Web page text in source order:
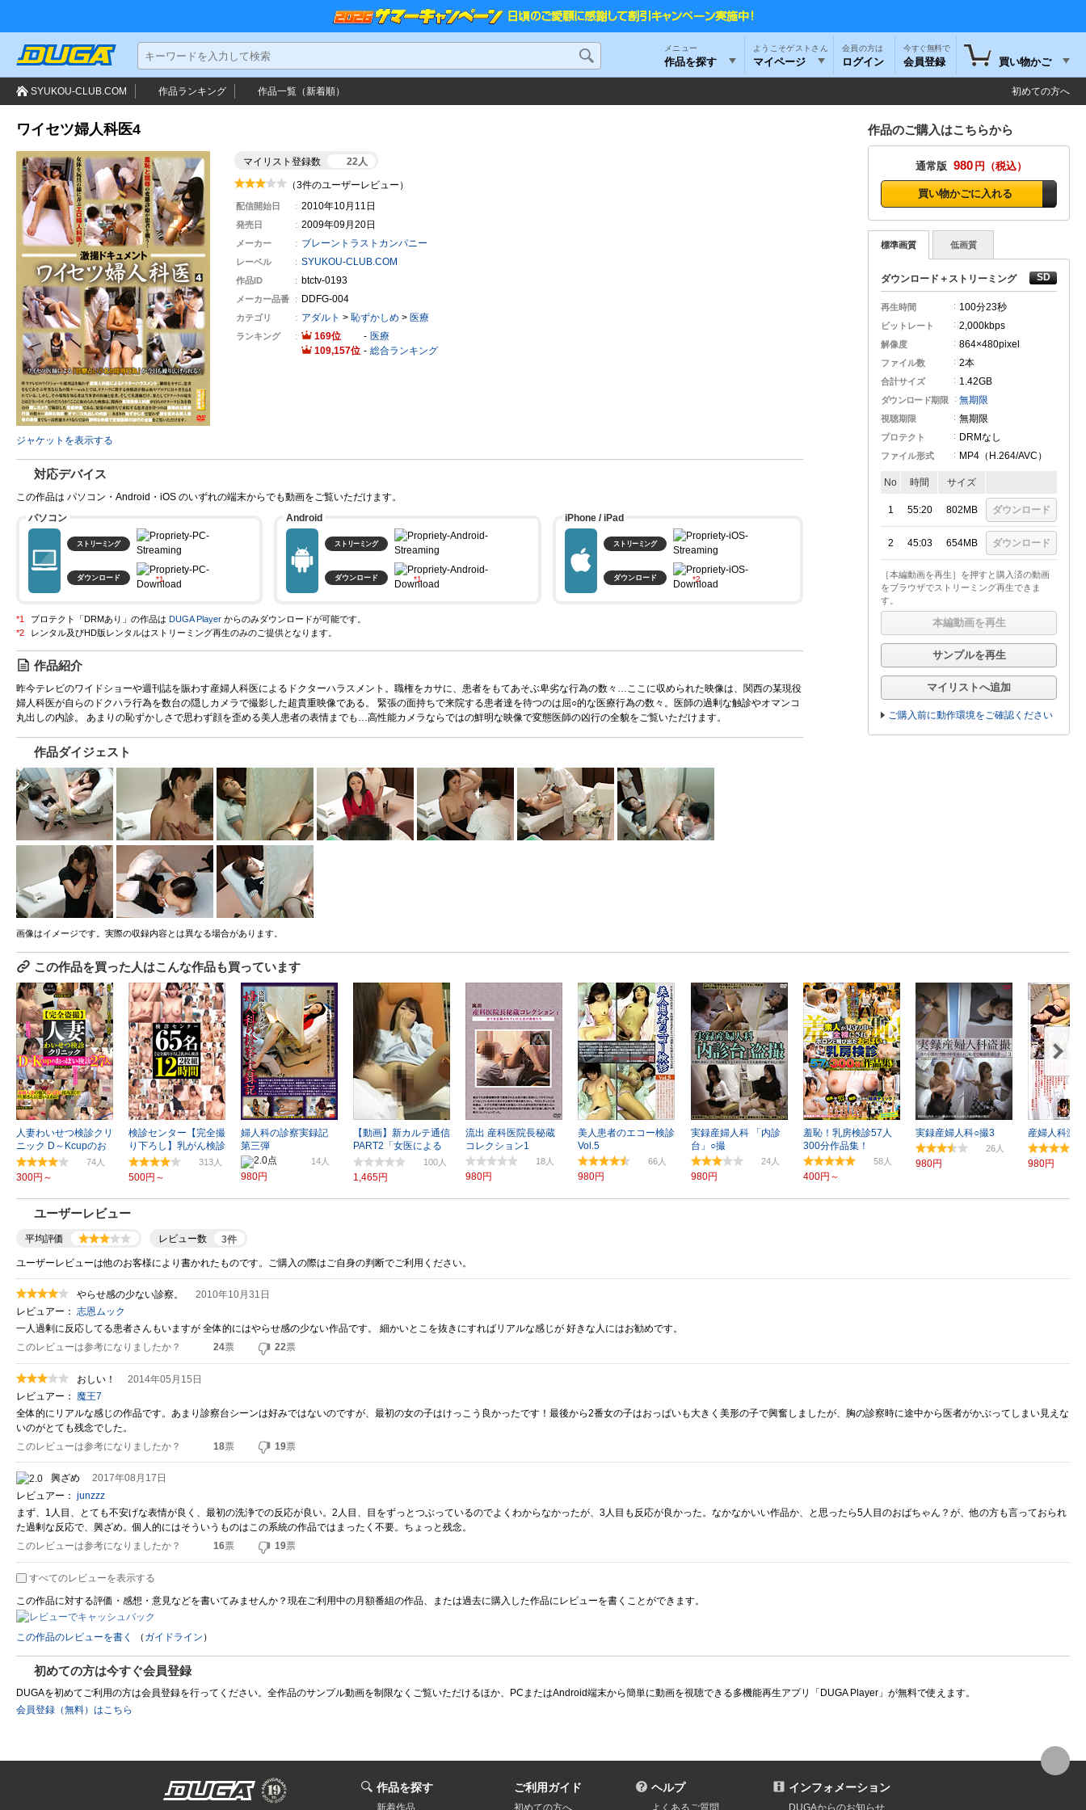
メニュー
作品を探す
ようこそゲストさん
マイページ ログイン
今すぐ無料で
会員登録 買い物かご
SYUKOU-CLUB.COM 作品ランキング 作品一覧（新着順） 初めての方へ
ワイセツ婦人科医4
マイリスト登録数 22人
（3件のユーザーレビュー）
配信開始日 2010年10月11日
発売日 2009年09月20日
メーカー ブレーントラストカンパニー
レーベル SYUKOU-CLUB.COM
作品ID btctv-0193
メーカー品番 DDFG-004
カテゴリ アダルト > 恥ずかしめ > 医療
ランキング 169
医療
109,157
総合ランキング
ジャケットを表示する
対応デバイス
この作品は パソコン・Android・iOS のいずれの端末からでも動画をご覧いただけます。
パソコン
ストリーミング
ダウンロード
Android
ストリーミング
ダウンロード
iPhone / iPad
ストリーミング
ダウンロード
プロテクト「DRMあり」の作品は DUGA Player からのみダウンロードが可能です。
作品紹介
昨今テレビのワイドショーや週刊誌を賑わす産婦人科医によるドクターハラスメント。職権をカサに、患者をもてあそぶ卑劣な行為の数々…ここに収められた映像は、関西の某現役
婦人科医が自らのドクハラ行為を数台の隠しカメラで撮影した超貴重映像である。 緊張の面持ちで来院する患者達を待つのは屈○的な医療行為の数々。医師の過剰な触診やオマンコ
丸出しの内診。 あまりの恥ずかしさで思わず顔を歪める美人患者の表情までも…高性能カメラならではの鮮明な映像で変態医師の凶行の全貌をご覧いただけます。
作品ダイジェスト
画像はイメージです。実際の収録内容とは異なる場合があります。
作品のご購入はこちらから
通常版 980 円
買い物かごに入れる
標準画質 低画質
ダウンロード＋ストリーミング
再生時間 100分23秒
ビットレート 2,000kbps
解像度 864×480pixel
ファイル数 2本
合計サイズ 1.42GB
ダウンロード期限 無期限
視聴期限 無期限
プロテクト DRMなし
ファイル形式 MP4（H.264/AVC ）
No 時間 サイズ
1 55:20 802MB ダウンロード
2 45:03 654MB ダウンロード
［本編動画を再生］を押すと購入済の動画
をブラウザでストリーミング再生できま
す。
本編動画を再生
サンプルを再生
マイリストへ追加
ご購入前に動作環境をご確認ください
この作品を買った人はこんな作品も買っています
人妻わいせつ検診クリ
ニック D～Kcupのお
っぱい検診
74
300円～
検診センター【完全撮
り下ろし】乳がん検診
65名 12時間
313
500円～
婦人科の診察実録記
第三弾
14
980円
【動画】新カルテ通信
PART2「女医による
肛門検査」
100
1,465円
流出 産科医院長秘蔵
コレクション1
18
980円
美人患者のエコー検診
Vol.5
66
980円
実録産婦人科 「内診
台」○撮
24
980円
羞恥！乳房検診57人
300分作品集！
58
400円～
実録産婦人科○撮3
26
980円
産婦人科激
980円
ユーザーレビュー
平均評価 レビュー数 3件
ユーザーレビューは他のお客様により書かれたものです。ご購入の際はご自身の判断でご利用ください。
やらせ感の少ない診察。
2010年10月31日
レビュアー： 志恩ムック
一人過剰に反応してる患者さんもいますが 全体的にはやらせ感の少ない作品です。 細かいとこを抜きにすればリアルな感じが 好きな人にはお勧めです。
このレビューは参考になりましたか？
24票 22票
おしい！
2014年05月15日
レビュアー： 魔王7
全体的にリアルな感じの作品です。あまり診察台シーンは好みではないのですが、最初の女の子はけっこう良かったです！最後から2番女の子はおっぱいも大きく美形の子で興奮しましたが、胸の診察時に途中から医者がかぶってしまい見えな
いのがとても残念でした。
このレビューは参考になりましたか？
18票 19票
興ざめ
2017年08月17日
レビュアー： junzzz
まず、1人目、とても不安げな表情が良く、最初の洗浄での反応が良い。2人目、目をずっとつぶっているのでよくわからなかったが、3人目も反応が良かった。なかなかいい作品か、と思ったら5人目のおばちゃん？が、他の方も言っておられ
た過剰な反応で、興ざめ。個人的にはそういうものはこの系統の作品ではまったく不要。ちょっと残念。
このレビューは参考になりましたか？
16票 19票
すべてのレビューを表示する
この作品に対する評価・感想・意見などを書いてみませんか？現在ご利用中の月額番組の作品、または過去に購入した作品にレビューを書くことができます。
この作品のレビューを書く （ ガイドライン ）
初めての方は今すぐ会員登録
DUGAを初めてご利用の方は会員登録を行ってください。全作品のサンプル動画を制限なくご覧いただけるほか、PCまたはAndroid端末から簡単に動画を視聴できる多機能再生アプリ「DUGA Player」が無料で使えます。
会員登録（無料）はこちら
作品を探す ご利用ガイド ヘルプ インフォメーション